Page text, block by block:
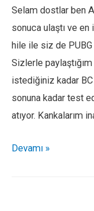
Selam dostlar ben
sonuca ulaştı ve
hile ile siz de
Sizlerle
istediğiniz kadar
sonuna kadar test
atıyor. Kankalarım
PUBG
Devamı »